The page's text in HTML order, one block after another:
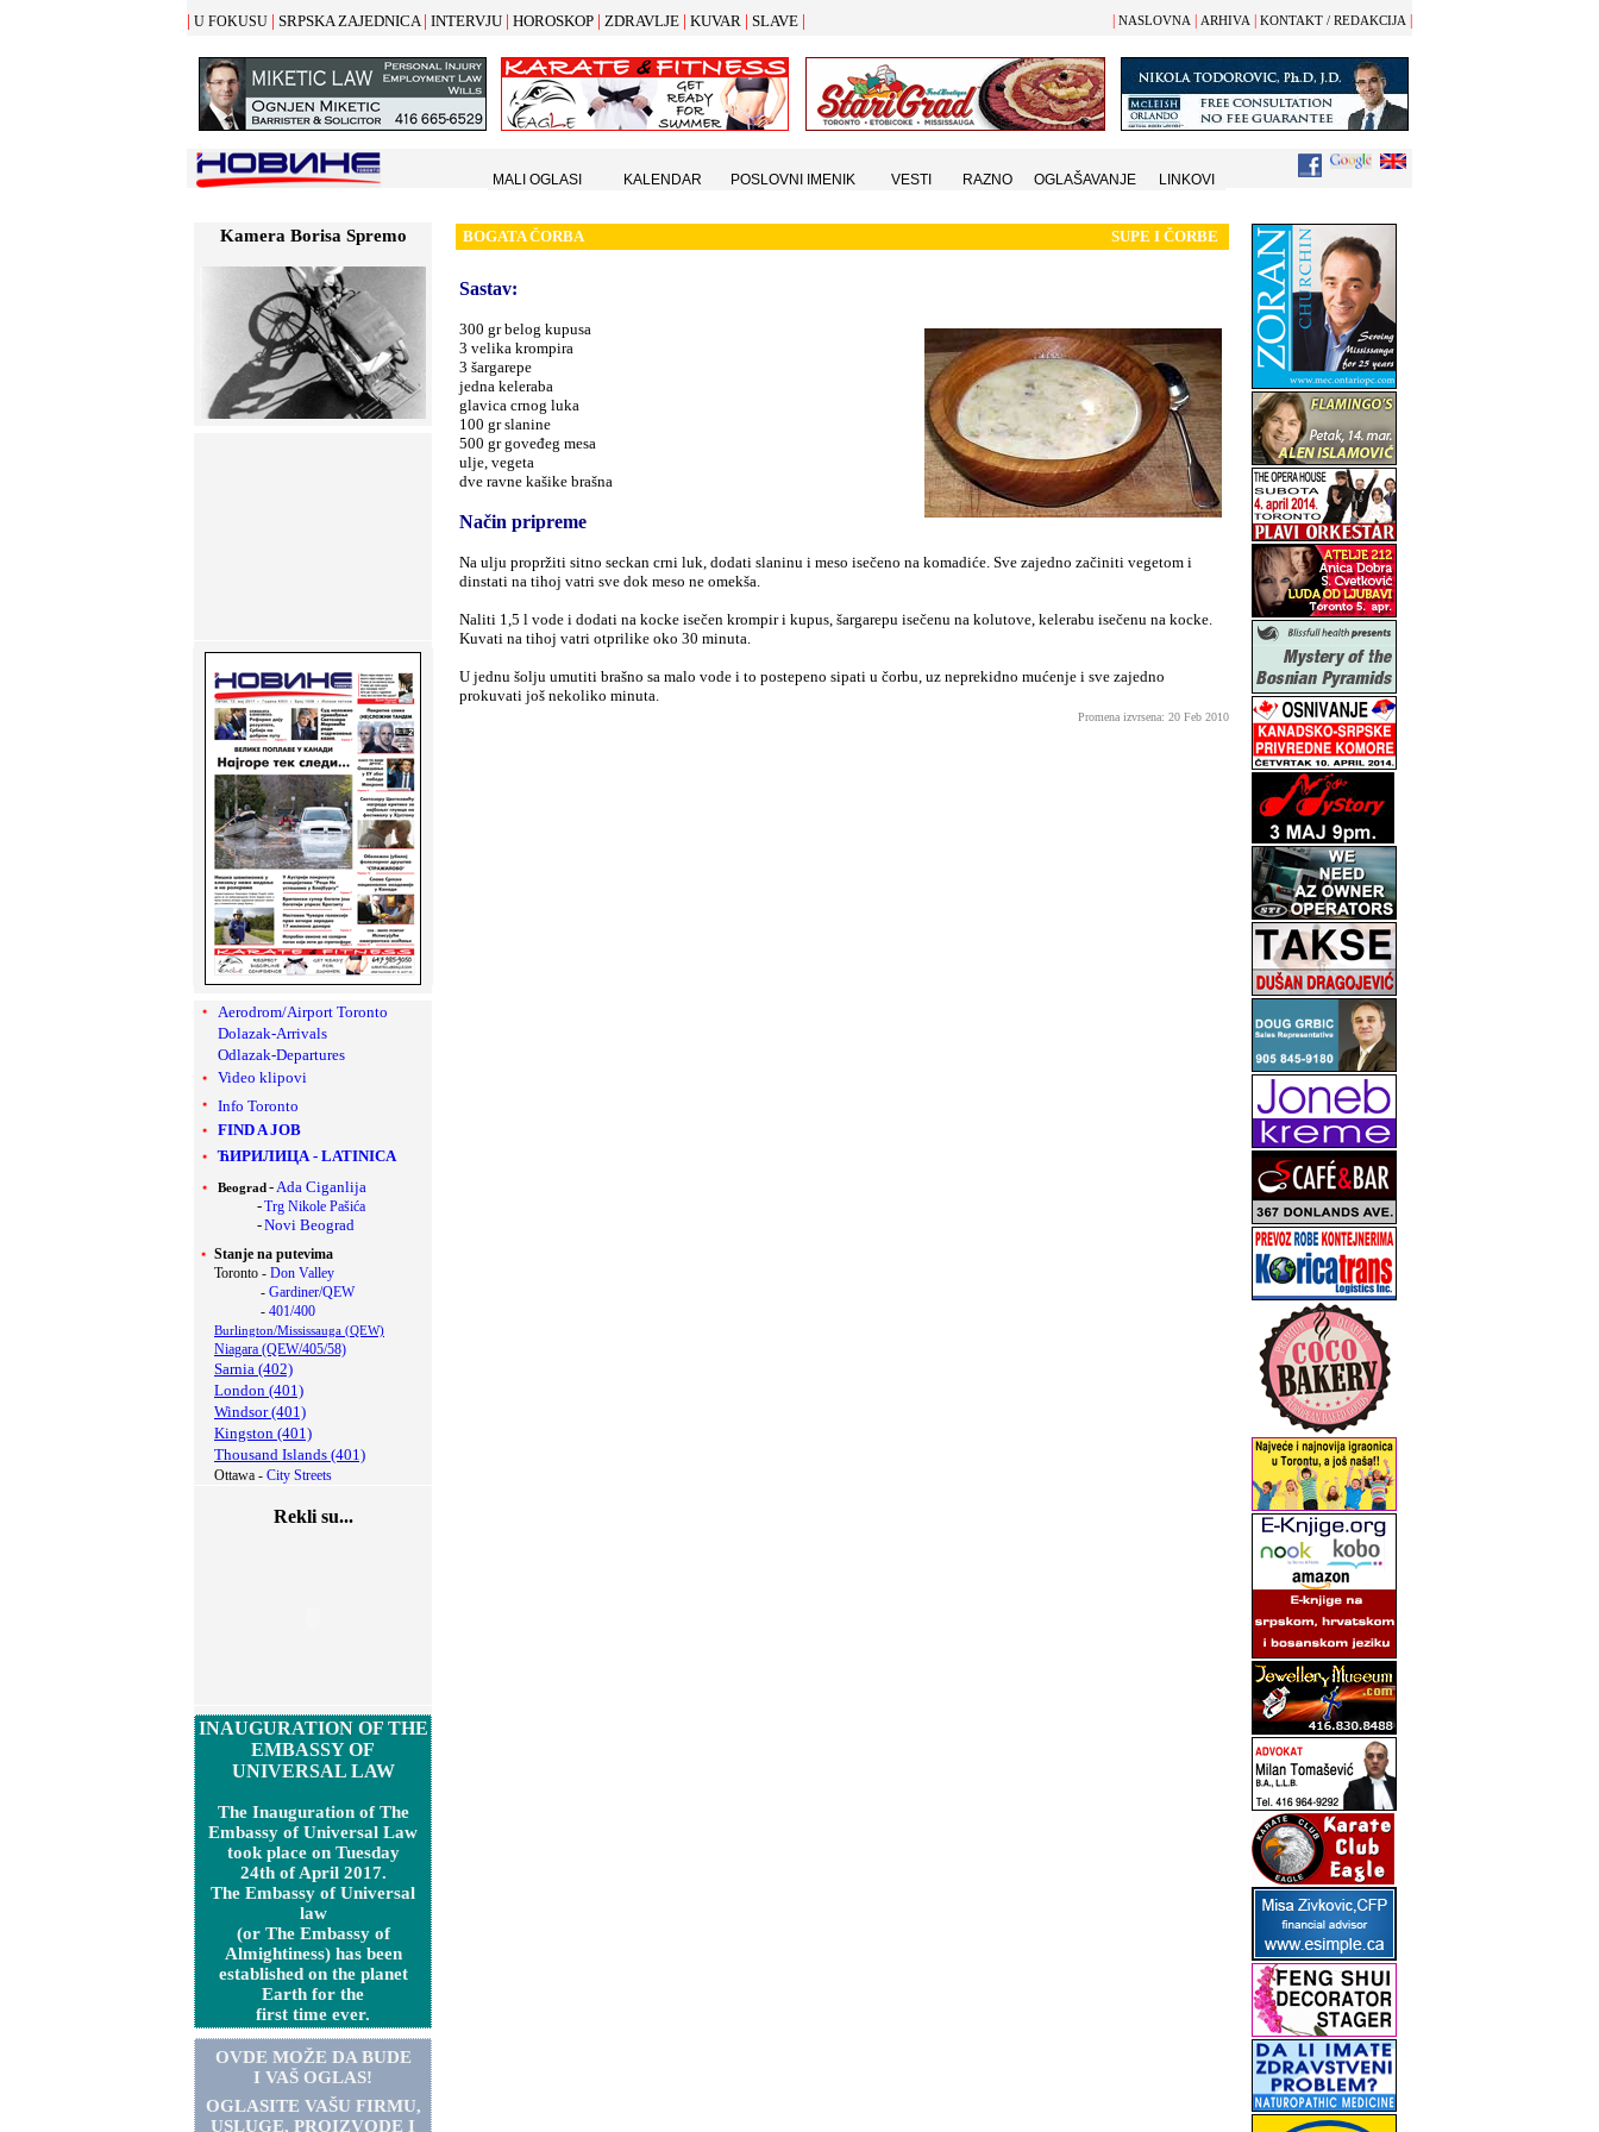
| U FOKUSU | SRPSKA ZAJEDNICA | INTERVJU | HOROSKOP | ZDRAVLJE | KUVAR | SLAVE | NASLOVNA ARHIVA KONTAKT / REDAKCIJA
Kamera Borisa Spremo
Aerodrom/Airport Toronto
Dolazak-Arrivals
Odlazak-Departures
Video klipovi
Info Toronto
FIND A JOB
ЋИРИЛИЦА - LATINICA
Beograd -Ada Ciganlija
-Trg Nikole Pašića
-Novi Beograd
Stanje na putevima
Toronto - Don Valley
- Gardiner/QEW
- 401/400
Burlington/Mississauga (QEW)
Niagara (QEW/405/58)
Sarnia (402)
London (401)
Windsor (401)
Kingston (401)
Thousand Islands (401)
Ottawa - City Streets
Rekli su...
INAUGURATION OF THE
EMBASSY OF
UNIVERSAL LAW
The Inauguration of The
Embassy of Universal Law
took place on Tuesday
24th of April 2017.
The Embassy of Universal
law
(or The Embassy of
Almightiness) has been
established on the planet
Earth for the
first time ever.
OVDE MOŽE DA BUDE
I VAŠ OGLAS!
OGLASITE VAŠU FIRMU,
USLUGE, PROIZVODE I
BOGATA ČORBA SUPE I ČORBE
Sastav:
300 gr belog kupusa
3 velika krompira
3 šargarepe
jedna keleraba
glavica crnog luka
100 gr slanine
500 gr goveđeg mesa
ulje, vegeta
dve ravne kašike brašna
Način pripreme
Na ulju propržiti sitno seckan crni luk, dodati slaninu i meso isečeno na komadiće. Sve zajedno začiniti vegetom i
dinstati na tihoj vatri sve dok meso ne omekša.
Naliti 1,5 l vode i dodati na kocke isečen krompir i kupus, šargarepu isečenu na kolutove, kelerabu isečenu na kocke.
Kuvati na tihoj vatri otprilike oko 30 minuta.
U jednu šolju umutiti brašno sa malo vode i to postepeno sipati u čorbu, uz neprekidno mućenje i sve zajedno
prokuvati još nekoliko minuta.
Promena izvrsena: 20 Feb 2010
MALI OGLASI KALENDAR POSLOVNI IMENIK VESTI RAZNO OGLAŠAVANJE LINKOVI